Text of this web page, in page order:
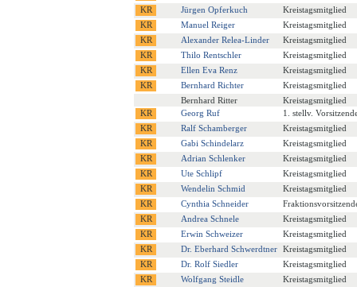
Jürgen Opferkuch
Kreistagsmitglied
Manuel Reiger
Kreistagsmitglied
Alexander Relea-Linder
Kreistagsmitglied
Thilo Rentschler
Kreistagsmitglied
Ellen Eva Renz
Kreistagsmitglied
Bernhard Richter
Kreistagsmitglied
Bernhard Ritter
Kreistagsmitglied
Georg Ruf
1. stellv.
Ralf Schamberger
Kreistagsmitglied
Gabi Schindelarz
Kreistagsmitglied
Adrian Schlenker
Kreistagsmitglied
Ute Schlipf
Kreistagsmitglied
Wendelin Schmid
Kreistagsmitglied
Cynthia Schneider
Andrea Schnele
Kreistagsmitglied
Erwin Schweizer
Kreistagsmitglied
Dr. Eberhard Schwerdtner Kreistagsmitglied
Dr. Rolf Siedler
Kreistagsmitglied
Wolfgang Steidle
Kreistagsmitglied